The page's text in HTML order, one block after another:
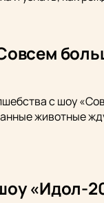
с шоу
животные
«Идол-